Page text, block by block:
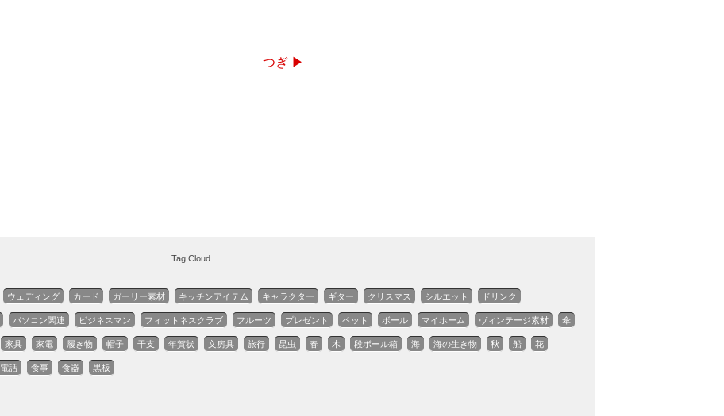
つぎ ▶
Tag Cloud
ウェディング カード ガーリー素材 キッチンアイテム キャラクター ギター クリスマス シルエット ドリンク
パソコン関連 ビジネスマン フィットネスクラブ フルーツ プレゼント ペット ボール マイホーム ヴィンテージ素材 傘
家具 家電 履き物 帽子 干支 年賀状 文房具 旅行 昆虫 春 木 段ボール箱 海 海の生き物 秋 船 花
電話 食事 食器 黒板